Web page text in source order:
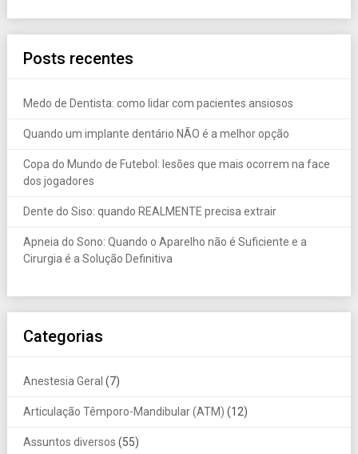
Posts recentes
Medo de Dentista: como lidar com pacientes ansiosos
Quando um implante dentário NÃO é a melhor opção
Copa do Mundo de Futebol: lesões que mais ocorrem na face
dos jogadores
Dente do Siso: quando REALMENTE precisa extrair
Apneia do Sono: Quando o Aparelho não é Suficiente e a
Cirurgia é a Solução Definitiva
Categorias
Anestesia Geral (7)
Articulação Têmporo-Mandibular (ATM) (12)
Assuntos diversos (55)